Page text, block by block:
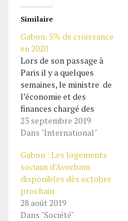
Similaire
Gabon: 5% de croissance
en 2020
Lors de son passage à
Paris il y a quelques
semaines, le ministre de
l’économie et des
finances chargé des
solidarités du Gabon,
Roger Owono Mba, au
accordée à notre
confrère Jeune Afrique a
déclaré que son pays
visait une croissance de
5% en 2020. Le prix…
23 septembre 2019
Dans "International"
Gabon : Les logements
sociaux d’Avorbam
disponibles dès octobre
prochain
28 août 2019
Dans "Société"